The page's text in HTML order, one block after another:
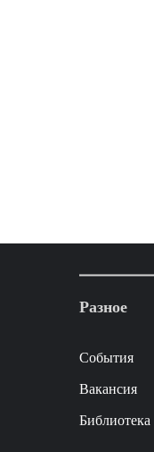
Разное
События
Вакансия
Библиотека